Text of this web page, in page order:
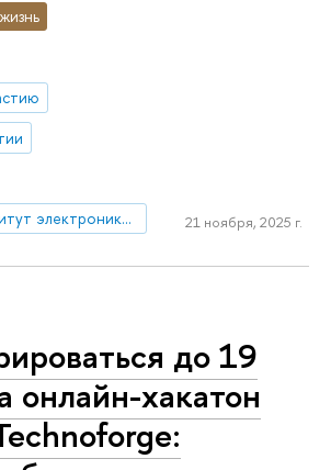
Московский институт электроники и математики им. А.Н. Тихонова
21 ноября, 2025 г.
до 19
онлайн-хакатон